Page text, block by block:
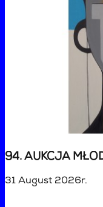
31 August 2026r.